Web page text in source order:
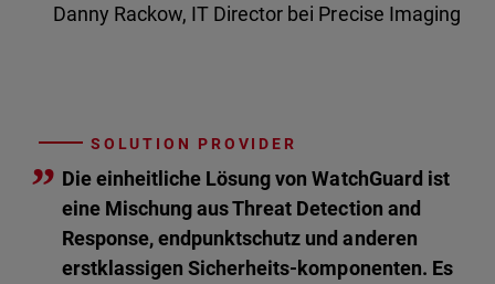
Danny Rackow, IT Director bei Precise Imaging
SOLUTION PROVIDER
” Die einheitliche Lösung von WatchGuard ist
eine Mischung aus Threat Detection and
Response, endpunktschutz und anderen
erstklassigen Sicherheits-komponenten. Es